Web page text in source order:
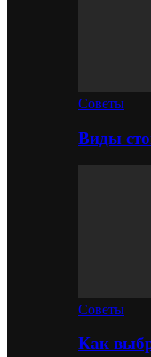
Советы
Виды
Советы
Как